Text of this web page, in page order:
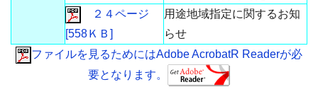
２４ページ
[558ＫＢ]
用途地域指定に関するお知
らせ
ファイルを見るためにはAdobe AcrobatR Readerが必
要となります。